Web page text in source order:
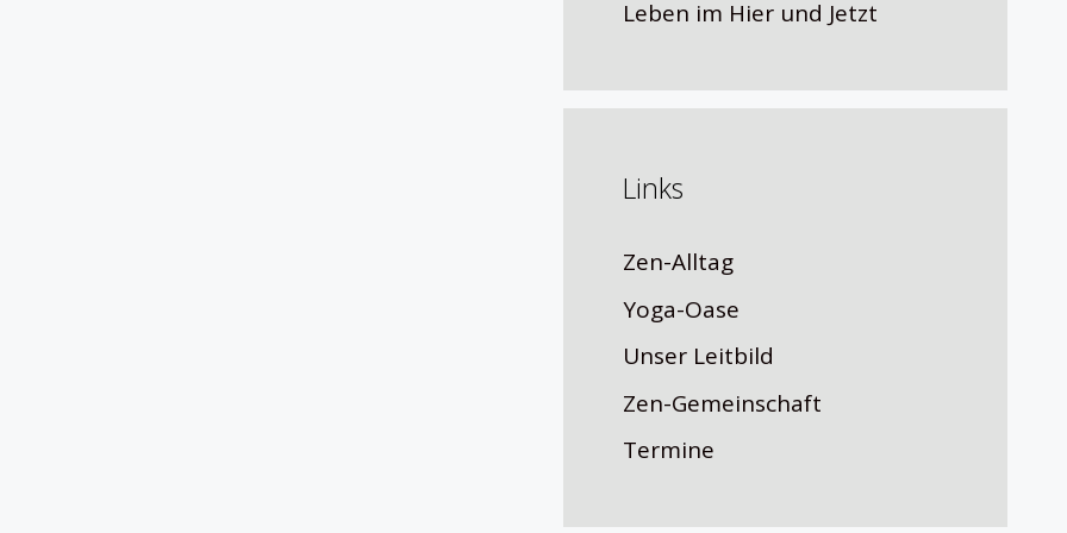
Leben im Hier und Jetzt
Links
Zen-Alltag
Yoga-Oase
Unser Leitbild
Zen-Gemeinschaft
Termine